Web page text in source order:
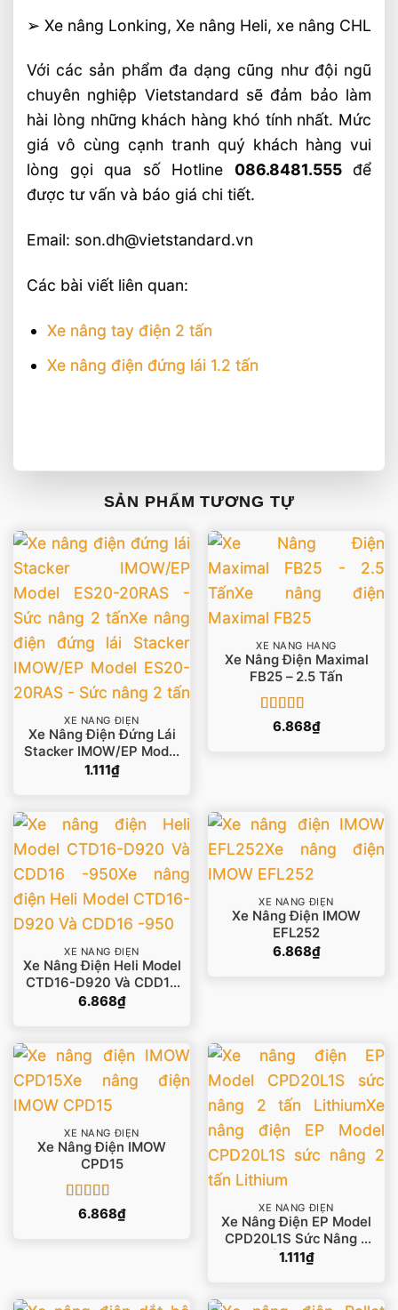
➢ Xe nâng Lonking, Xe nâng Heli, xe nâng CHL
Với các sản phẩm đa dạng cũng như đội ngũ
chuyên nghiệp Vietstandard sẽ đảm bảo làm
hài lòng những khách hàng khó tính nhất. Mức
giá vô cùng cạnh tranh quý khách hàng vui
lòng gọi qua số Hotline 086.8481.555để
được tư vấn và báo giá chi tiết.
Email: son.dh@vietstandard.vn
Các bài viết liên quan:
Xe nâng tay điện 2 tấn
Xe nâng điện đứng lái 1.2 tấn
SẢN PHẨM TƯƠNG TỰ
XE NÂNG ĐIỆN
Xe Nâng Điện Đứng Lái
Stacker IMOW/EP Model
ES20-20RAS – Sức Nâng
1.111₫
XE NÂNG HÀNG
Xe Nâng Điện Maximal
FB25 – 2.5 Tấn
Được xếp
5 sao
6.868₫
XE NÂNG ĐIỆN
Xe Nâng Điện Heli Model
CTD16-D920 Và CDD16
-950
6.868₫
XE NÂNG ĐIỆN
Xe Nâng Điện IMOW
EFL252
6.868₫
XE NÂNG ĐIỆN
Xe Nâng Điện IMOW
CPD15
Được xếp
5 sao
6.868₫ XE NÂNG ĐIỆN
Xe Nâng Điện EP Model
CPD20L1S Sức Nâng 2
Tấn Lithium
1.111₫